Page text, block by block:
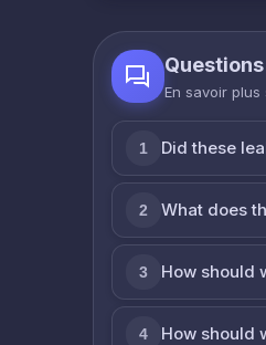
En savoir
1 Did these
2 What does
3 How should
4 How should